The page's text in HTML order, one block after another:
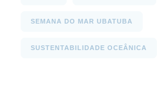
SEMANA DO MAR UBATUBA
SUSTENTABILIDADE OCEÂNICA